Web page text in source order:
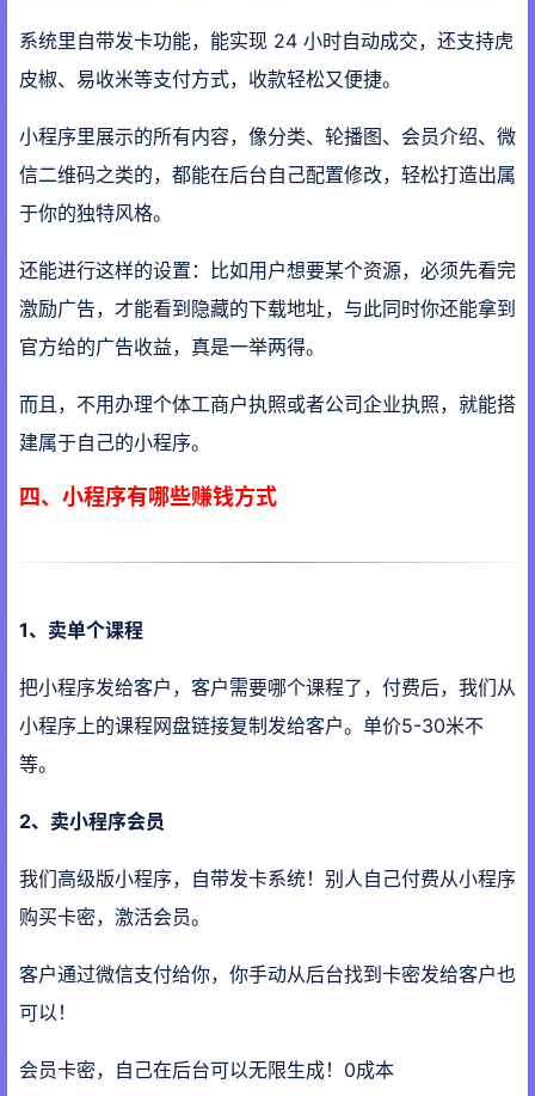
系统里自带发卡功能，能实现 24 小时自动成交，还支持虎
皮椒、易收米等支付方式，收款轻松又便捷。
小程序里展示的所有内容，像分类、轮播图、会员介绍、微
信二维码之类的，都能在后台自己配置修改，轻松打造出属
于你的独特风格。
还能进行这样的设置：比如用户想要某个资源，必须先看完
激励广告，才能看到隐藏的下载地址，与此同时你还能拿到
官方给的广告收益，真是一举两得。
而且，不用办理个体工商户执照或者公司企业执照，就能搭
建属于自己的小程序。
四、小程序有哪些赚钱方式
1、卖单个课程
把小程序发给客户，客户需要哪个课程了，付费后，我们从
小程序上的课程网盘链接复制发给客户。单价5-30米不
等。
2、卖小程序会员
我们高级版小程序，自带发卡系统！别人自己付费从小程序
购买卡密，激活会员。
客户通过微信支付给你，你手动从后台找到卡密发给客户也
可以！
会员卡密，自己在后台可以无限生成！0成本